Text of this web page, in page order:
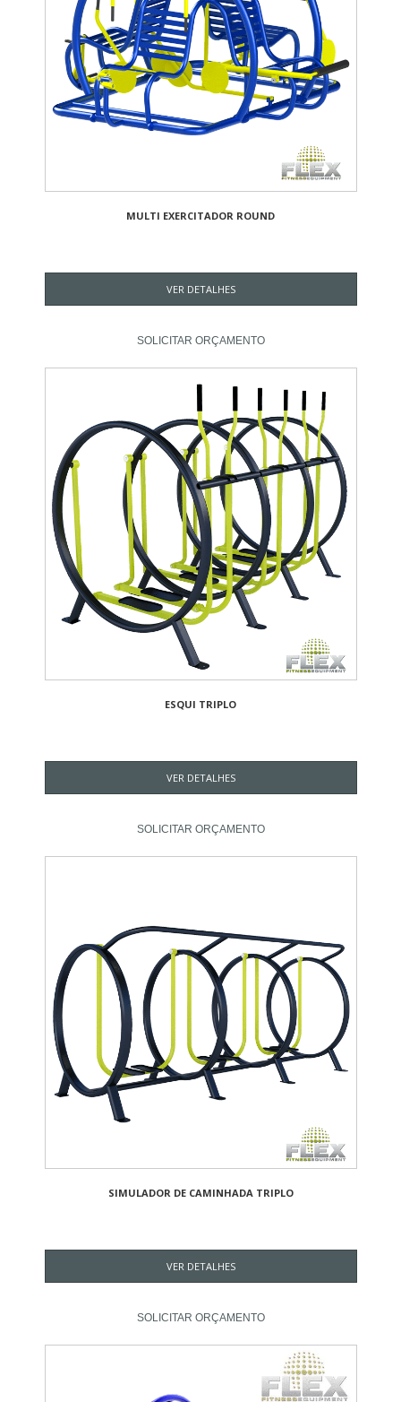
MULTI EXERCITADOR ROUND
VER DETALHES
SOLICITAR ORÇAMENTO
ESQUI TRIPLO
VER DETALHES
SOLICITAR ORÇAMENTO
SIMULADOR DE CAMINHADA TRIPLO
VER DETALHES
SOLICITAR ORÇAMENTO